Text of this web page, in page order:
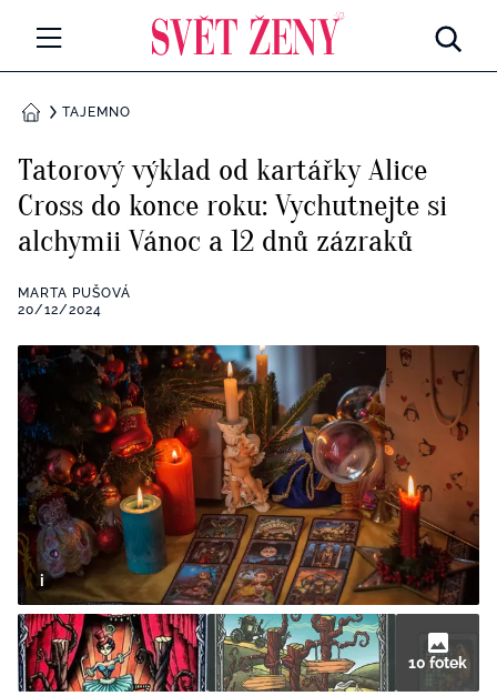
Všechny kategorie
Rozhovory
RETROHUBKY
Všechny kategorie
Seberozvoj
Všechny kategorie
Životní styl
ZÁBAVA
Všechny kategorie
Testy a kvízy
BYDLENÍ
Všechny kategorie
Tvoření
Rady a tipy
BurdaMedia
Extra
SVĚT ŽENY - 599 KČ
ROČNÍ PŘEDPLATNÉ SVĚT ŽENY +
SADA PRODUKTŮ MANA (10 ks)
DOMŮTAJEMNO
Tatorový výklad od kartářky Alice
Cross do konce roku: Vychutnejte si
alchymii Vánoc a 12 dnů zázraků
MARTA PUŠOVÁ
20/12/2024
10 fotek